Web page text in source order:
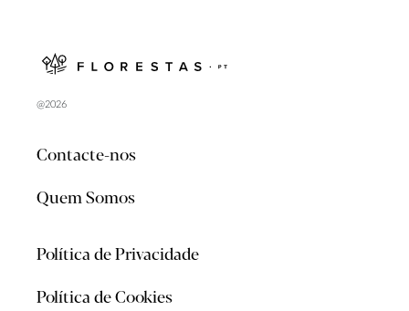
@2026
Contacte-nos
Quem Somos
Política de Privacidade
Política de Cookies